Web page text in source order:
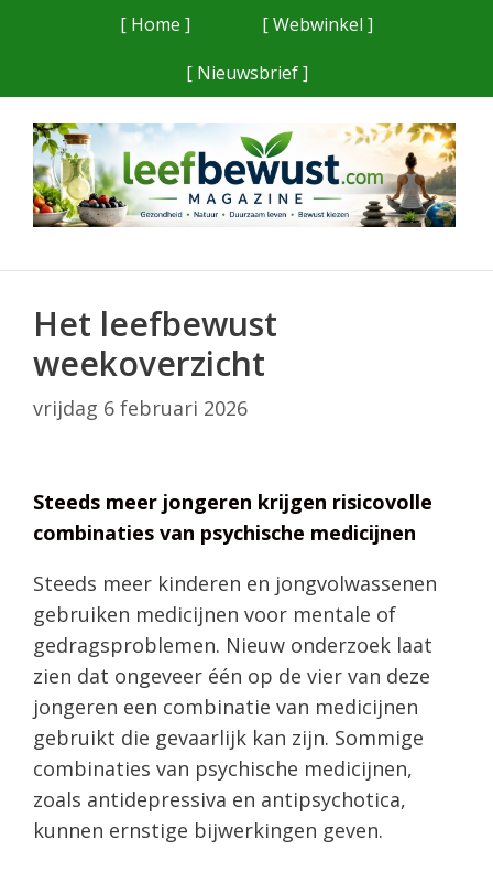
[ Home ]
[ Webwinkel ]
[ Nieuwsbrief ]
Het leefbewust
weekoverzicht
vrijdag 6 februari 2026
Steeds meer jongeren krijgen risicovolle
combinaties van psychische medicijnen
Steeds meer kinderen en jongvolwassenen
gebruiken medicijnen voor mentale of
gedragsproblemen. Nieuw onderzoek laat
zien dat ongeveer één op de vier van deze
jongeren een combinatie van medicijnen
gebruikt die gevaarlijk kan zijn. Sommige
combinaties van psychische medicijnen,
zoals antidepressiva en antipsychotica,
kunnen ernstige bijwerkingen geven.